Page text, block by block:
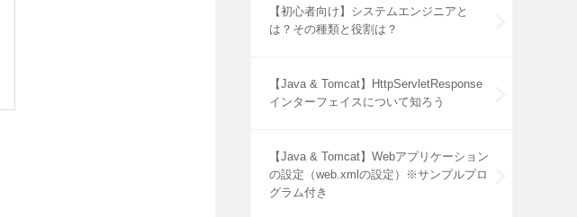
【初心者向け】システムエンジニアと
は？その種類と役割は？
【Java & Tomcat】HttpServletResponse
インターフェイスについて知ろう
【Java & Tomcat】Webアプリケーション
の設定（web.xmlの設定）※サンプルプロ
グラム付き